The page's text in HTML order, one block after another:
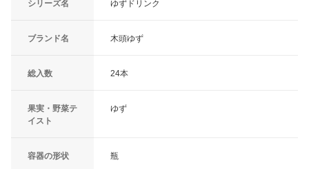
シリーズ名 ゆずドリンク
ブランド名 木頭ゆず
総入数 24本
果実・野菜テ
イスト
ゆず
容器の形状 瓶